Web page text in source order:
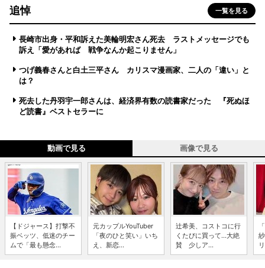
追悼 一覧を見る
長崎市出身・平和訴えた美輪明宏さん死去 ラストメッセージでも
訴え「愛があれば 戦争なんか起こりません」
つげ義春さんと白土三平さん カリスマ漫画家、二人の「違い」と
は？
死去した丹羽宇一郎さんは、経済界有数の読書家だった 『死ぬほ
ど読書』ベストセラーに
動画で見る 画像で見る
【ドジャース】打撃不
振ベッツ、低迷のチー
ムで「最も懸念...
元カップルYouTuber
「夜のひと笑い」いち
え、新恋...
辻希美、コストコに行
くたびに買って...大絶
賛 少しア...